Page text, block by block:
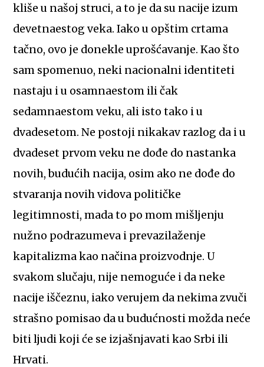
kliše u našoj struci, a to je da su nacije izum
devetnaestog veka. Iako u opštim crtama
tačno, ovo je donekle uprošćavanje. Kao što
sam spomenuo, neki nacionalni identiteti
nastaju i u osamnaestom ili čak
sedamnaestom veku, ali isto tako i u
dvadesetom. Ne postoji nikakav razlog da i u
dvadeset prvom veku ne dođe do nastanka
novih, budućih nacija, osim ako ne dođe do
stvaranja novih vidova političke
legitimnosti, mada to po mom mišljenju
nužno podrazumeva i prevazilaženje
kapitalizma kao načina proizvodnje. U
svakom slučaju, nije nemoguće i da neke
nacije iščeznu, iako verujem da nekima zvuči
strašno pomisao da u budućnosti možda neće
biti ljudi koji će se izjašnjavati kao Srbi ili
Hrvati.